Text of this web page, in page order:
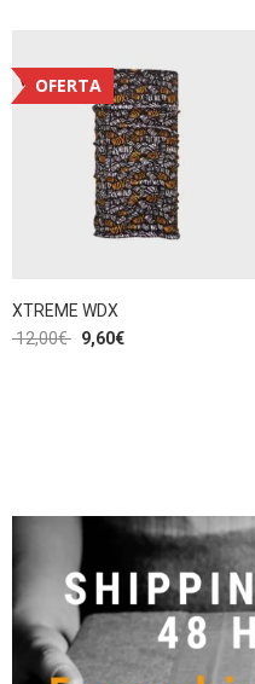
OFERTA
XTREME WDX
12,00€ 9,60€